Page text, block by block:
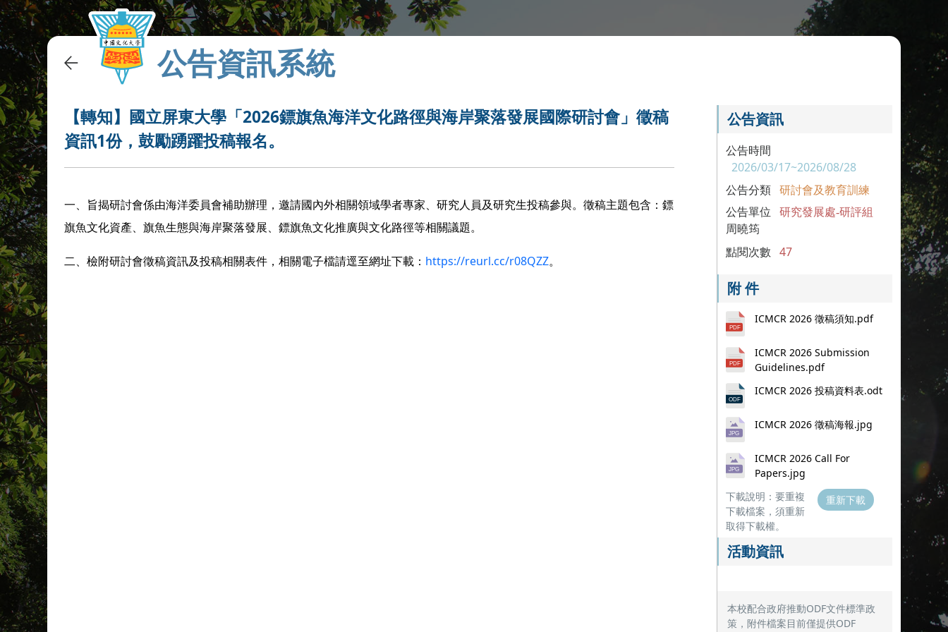
公告資訊系統
【轉知】國立屏東大學「2026鏢旗魚海洋文化路徑與海岸聚落發展國際研討會」徵稿
資訊1份，鼓勵踴躍投稿報名。
一、旨揭研討會係由海洋委員會補助辦理，邀請國內外相關領域學者專家、研究人員及研究生投稿參與。徵稿主題包含：鏢
旗魚文化資產、旗魚生態與海岸聚落發展、鏢旗魚文化推廣與文化路徑等相關議題。
二、檢附研討會徵稿資訊及投稿相關表件，相關電子檔請逕至網址下載： https://reurl.cc/r08QZZ。
公告資訊
公告時間
2026/03/17~2026/08/28
公告分類 研討會及教育訓練
公告單位
研究發展處-研評組
周曉筠
點閱次數 47
附 件
ICMCR 2026 徵稿須知.pdf
ICMCR 2026 Submission
Guidelines.pdf
ICMCR 2026 投稿資料表.odt
ICMCR 2026 徵稿海報.jpg
ICMCR 2026 Call For
Papers.jpg
下載說明：要重複
下載檔案，須重新
取得下載權。
重新下載
活動資訊
本校配合政府推動ODF文件標準政
策，附件檔案目前僅提供ODF